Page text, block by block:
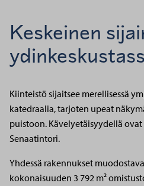
Keskeinen
Kiinteistö sijaitsee merellisessä
katedraalia, tarjoten upeat
puistoon. Kävelyetäisyydellä
Senaatintori.
Yhdessä rakennukset
kokonaisuuden 3 792 m²